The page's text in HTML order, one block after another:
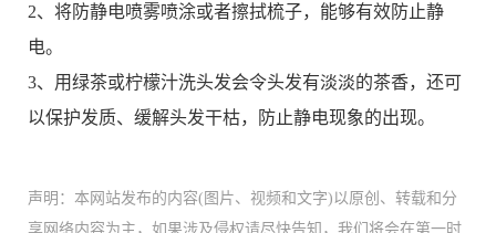
2、将防静电喷雾喷涂或者擦拭梳子，能够有效防止静
电。
3、用绿茶或柠檬汁洗头发会令头发有淡淡的茶香，还可
以保护发质、缓解头发干枯，防止静电现象的出现。
声明：本网站发布的内容(图片、视频和文字)以原创、转载和分
享网络内容为主，如果涉及侵权请尽快告知，我们将会在第一时